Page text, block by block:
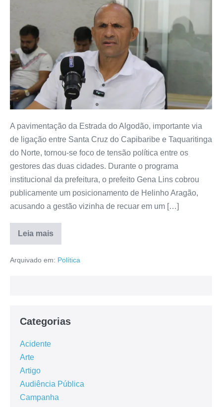
A pavimentação da Estrada do Algodão, importante via
de ligação entre Santa Cruz do Capibaribe e Taquaritinga
do Norte, tornou-se foco de tensão política entre os
gestores das duas cidades. Durante o programa
institucional da prefeitura, o prefeito Gena Lins cobrou
publicamente um posicionamento de Helinho Aragão,
acusando a gestão vizinha de recuar em um […]
Leia mais
Arquivado em: Política
Categorias
Acidente
Arte
Artigo
Audiência Pública
Campanha